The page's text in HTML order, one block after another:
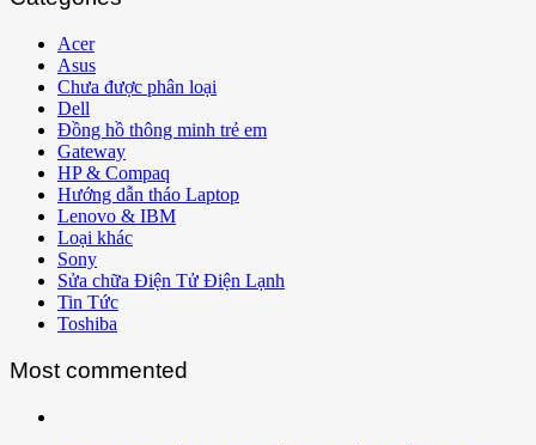
Acer
Asus
Chưa được phân loại
Dell
Đồng hồ thông minh trẻ em
Gateway
HP & Compaq
Hướng dẫn tháo Laptop
Lenovo & IBM
Loại khác
Sony
Sửa chữa Điện Tử Điện Lạnh
Tin Tức
Toshiba
Most commented